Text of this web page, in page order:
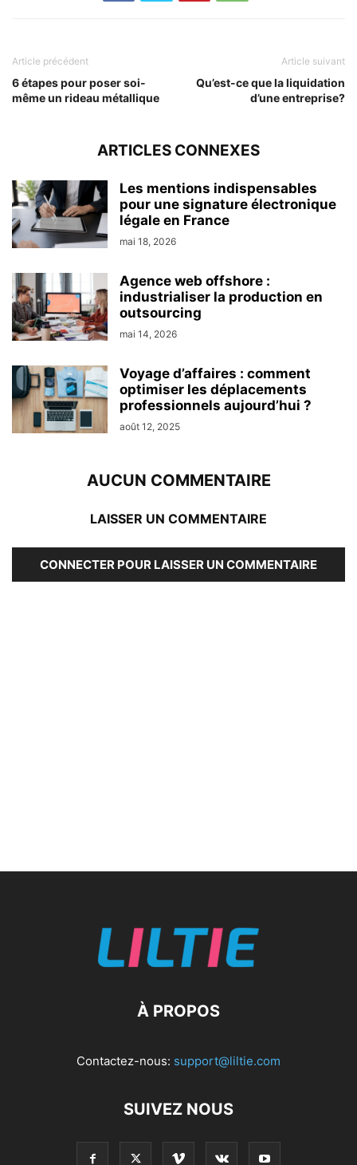
Article précédent
6 étapes pour poser soi-
même un rideau métallique
Article suivant
Qu’est-ce que la liquidation
d’une entreprise?
ARTICLES CONNEXES
Les mentions indispensables
pour une signature électronique
légale en France
mai 18, 2026
Agence web offshore :
industrialiser la production en
outsourcing
mai 14, 2026
Voyage d’affaires : comment
optimiser les déplacements
professionnels aujourd’hui ?
août 12, 2025
AUCUN COMMENTAIRE
LAISSER UN COMMENTAIRE
CONNECTER POUR LAISSER UN COMMENTAIRE
À PROPOS
Contactez-nous: support@liltie.com
SUIVEZ NOUS